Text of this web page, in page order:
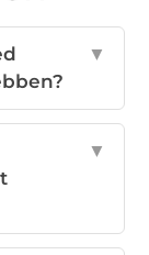
▼
▼